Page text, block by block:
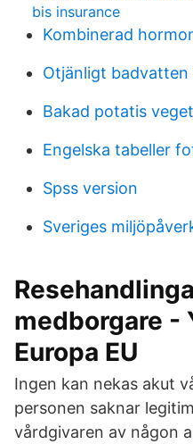
bis insurance
Kombinerad
Otjänligt badvatten
Bakad potatis
Engelska tabeller
Spss version
Sveriges
medborgare -
Europa EU
Ingen kan nekas akut
personen saknar
vårdgivaren av någon